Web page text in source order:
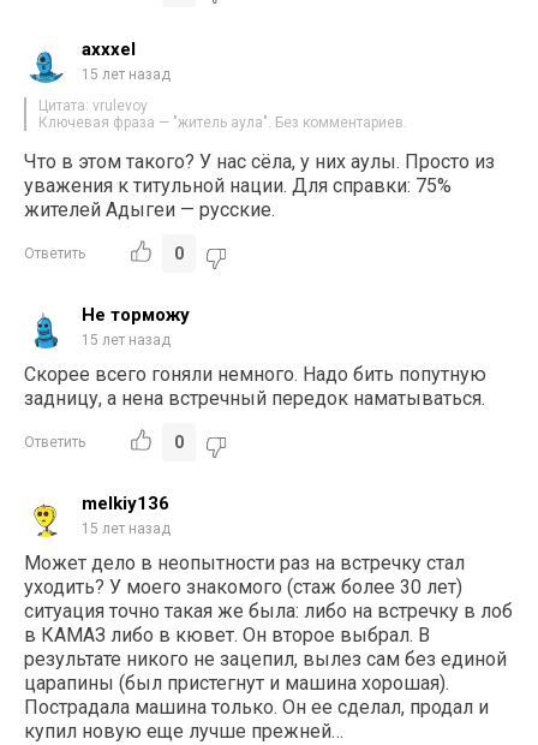
axxxel
15 лет назад
Цитата: vrulevoy
Ключевая фраза — "житель аула". Без комментариев.
Что в этом такого? У нас сёла, у них аулы. Просто из
уважения к титульной нации. Для справки: 75%
жителей Адыгеи — русские.
Ответить 0
Не торможу
15 лет назад
Скорее всего гоняли немного. Надо бить попутную
задницу, а нена встречный передок наматываться.
Ответить 0
melkiy136
15 лет назад
Может дело в неопытности раз на встречку стал
уходить? У моего знакомого (стаж более 30 лет)
ситуация точно такая же была: либо на встречку в лоб
в КАМАЗ либо в кювет. Он второе выбрал. В
результате никого не зацепил, вылез сам без единой
царапины (был пристегнут и машина хорошая).
Пострадала машина только. Он ее сделал, продал и
купил новую еще лучше прежней…